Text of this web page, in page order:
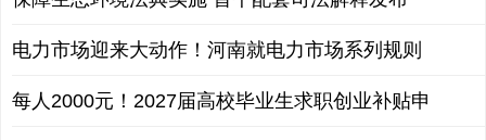
电力市场迎来大动作！河南就电力市场系列规则
每人2000元！2027届高校毕业生求职创业补贴申